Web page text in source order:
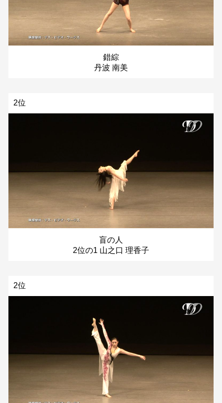
錯綜
丹波 南美
2位
盲の人
2位の1 山之口 理香子
2位